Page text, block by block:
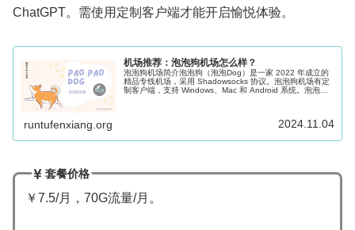
ChatGPT。需使用定制客户端才能开启愉悦体验。
机场推荐：泡泡狗机场怎么样？
泡泡狗机场简介泡泡狗（泡泡Dog）是一家 2022 年成立的
精品专线机场，采用 Shadowsocks 协议。泡泡狗机场有定
制客户端，支持 Windows、Mac 和 Android 系统。泡泡狗
runtufenxiang.org 2024.11.04
套餐价格
￥7.5/月，70G流量/月。